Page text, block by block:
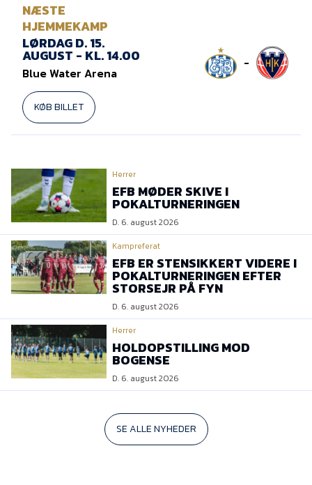
NÆSTE
HJEMMEKAMP
LØRDAG D. 15.
AUGUST - KL. 14.00
Blue Water Arena
KØB BILLET
-
Herrer
EFB MØDER SKIVE I
POKALTURNERINGEN
D. 6. august 2026
Kampreferat
EFB ER STENSIKKERT VIDERE I
POKALTURNERINGEN EFTER
STORSEJR PÅ FYN
D. 6. august 2026
Herrer
HOLDOPSTILLING MOD
BOGENSE
D. 6. august 2026
SE ALLE NYHEDER